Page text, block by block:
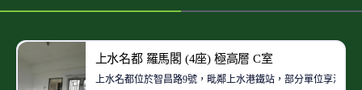
上水名都 羅馬閣 (4座) 極高層 C室
上水名都位於智昌路9號，毗鄰上水港鐵站，部分單位享泳